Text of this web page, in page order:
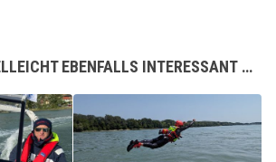
EBENFALLS INTERESSANT …